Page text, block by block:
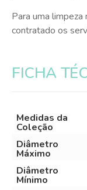
Para uma
contratado os
FICHA
Medidas da
Coleção
Diâmetro
Máximo
Diâmetro
Mínimo